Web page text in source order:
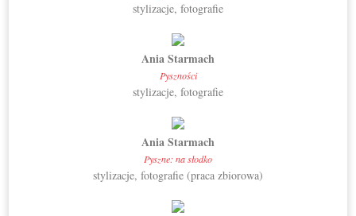
stylizacje, fotografie
Ania Starmach
Pyszności
stylizacje, fotografie
Ania Starmach
Pyszne: na słodko
stylizacje, fotografie (praca zbiorowa)